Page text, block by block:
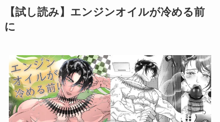
【試し読み】エンジンオイルが冷める前
に